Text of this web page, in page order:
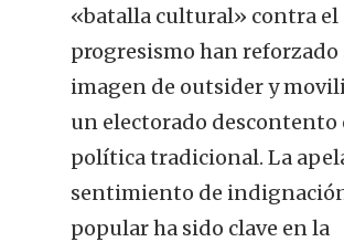
«batalla cultural» contra el
progresismo han reforzado
imagen de outsider y
un electorado descontento
política tradicional. La
sentimiento de
popular ha sido clave en la